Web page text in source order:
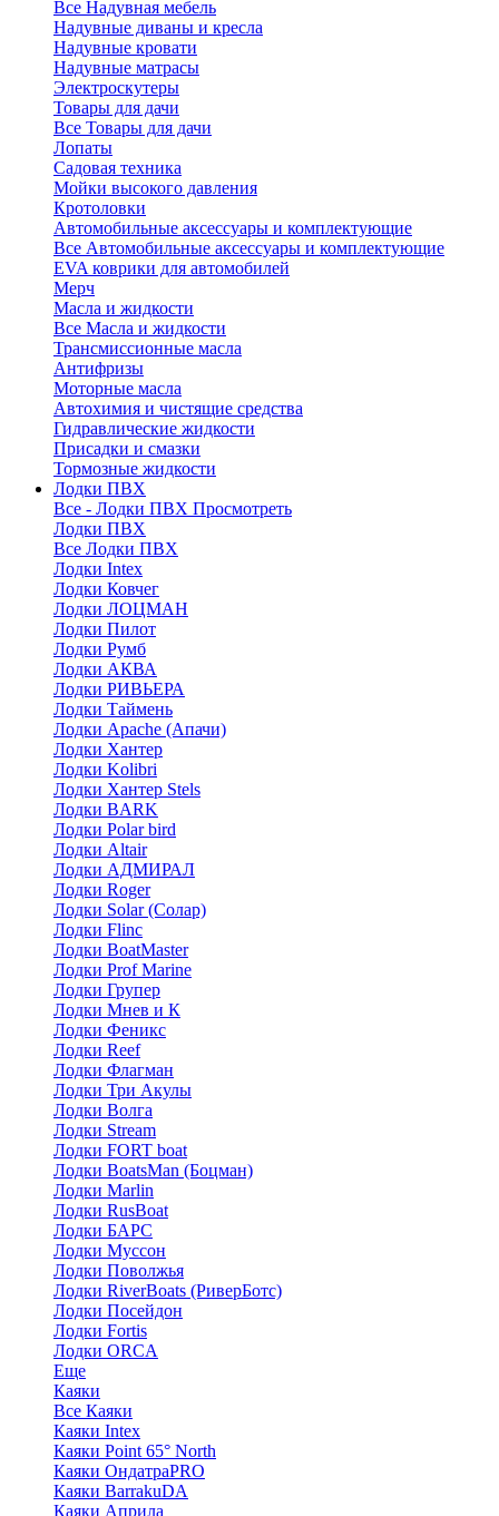
Все Надувная мебель
Надувные диваны и кресла
Надувные кровати
Надувные матрасы
Электроскутеры
Товары для дачи
Все Товары для дачи
Лопаты
Садовая техника
Мойки высокого давления
Кротоловки
Автомобильные аксессуары и комплектующие
Все Автомобильные аксессуары и комплектующие
EVA коврики для автомобилей
Мерч
Масла и жидкости
Все Масла и жидкости
Трансмиссионные масла
Антифризы
Моторные масла
Автохимия и чистящие средства
Гидравлические жидкости
Присадки и смазки
Тормозные жидкости
Лодки ПВХ
Все - Лодки ПВХ Просмотреть
Лодки ПВХ
Все Лодки ПВХ
Лодки Intex
Лодки Ковчег
Лодки ЛОЦМАН
Лодки Пилот
Лодки Румб
Лодки АКВА
Лодки РИВЬЕРА
Лодки Таймень
Лодки Apache (Апачи)
Лодки Хантер
Лодки Kolibri
Лодки Хантер Stels
Лодки BARK
Лодки Polar bird
Лодки Altair
Лодки АДМИРАЛ
Лодки Roger
Лодки Solar (Солар)
Лодки Flinc
Лодки BoatMaster
Лодки Prof Marine
Лодки Групер
Лодки Мнев и К
Лодки Феникс
Лодки Reef
Лодки Флагман
Лодки Три Акулы
Лодки Волга
Лодки Stream
Лодки FORT boat
Лодки BoatsMan (Боцман)
Лодки Marlin
Лодки RusBoat
Лодки БАРС
Лодки Муссон
Лодки Поволжья
Лодки RiverBoats (РиверБотс)
Лодки Посейдон
Лодки Fortis
Лодки ORCA
Еще
Каяки
Все Каяки
Каяки Intex
Каяки Point 65° North
Каяки ОндатраPRO
Каяки BarrakuDA
Каяки Априла